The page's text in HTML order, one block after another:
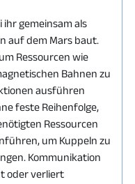
ihr gemeinsam als
auf dem Mars baut.
Ressourcen wie
Bahnen zu
ausführen
feste Reihenfolge,
Ressourcen
um Kuppeln zu
Kommunikation
oder verliert